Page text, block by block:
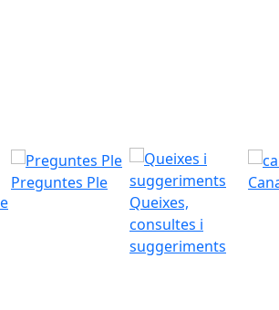
Preguntes Ple
Queixes,
consultes i
suggeriments